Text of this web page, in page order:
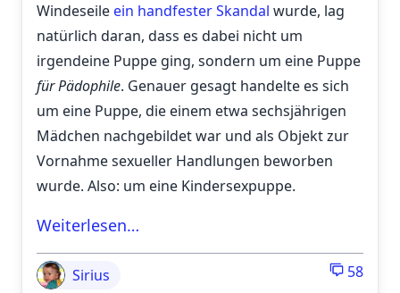
Windeseile ein handfester Skandal wurde, lag
natürlich daran, dass es dabei nicht um
irgendeine Puppe ging, sondern um eine Puppe
für Pädophile. Genauer gesagt handelte es sich
um eine Puppe, die einem etwa sechsjährigen
Mädchen nachgebildet war und als Objekt zur
Vornahme sexueller Handlungen beworben
wurde. Also: um eine Kindersexpuppe.
Weiterlesen…
Sirius
58